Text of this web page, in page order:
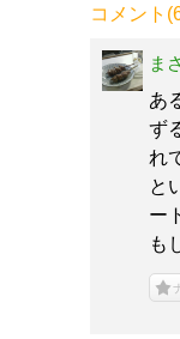
コメント
ま
あ
ず
れ
と
ー
も